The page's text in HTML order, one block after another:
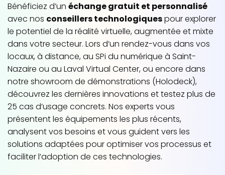
Bénéficiez d’un échange gratuit et personnalisé
avec nos conseillers technologiquespour explorer
le potentiel de la réalité virtuelle, augmentée et mixte
dans votre secteur. Lors d’un rendez-vous dans vos
locaux, à distance, au SPi du numérique à Saint-
Nazaire ou au Laval Virtual Center, ou encore dans
notre showroom de démonstrations (Holodeck),
découvrez les dernières innovations et testez plus de
25 cas d’usage concrets. Nos experts vous
présentent les équipements les plus récents,
analysent vos besoins et vous guident vers les
solutions adaptées pour optimiser vos processus et
faciliter l’adoption de ces technologies.